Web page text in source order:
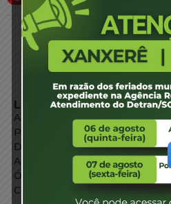
LINKS EXTERNOS
Agência de Notícias
Portal de Serviços
Diário Oficial
Acesso à Informação
Órgãos do Governo
Conheça SC